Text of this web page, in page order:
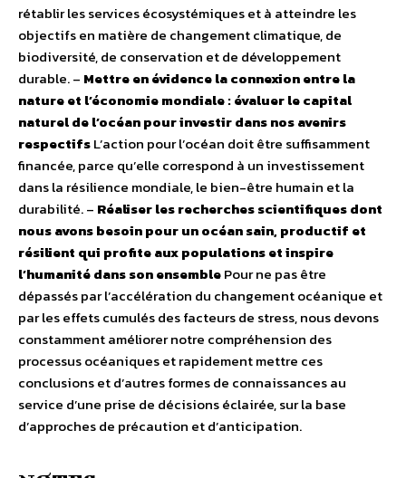
rétablir les services écosystémiques et à atteindre les
objectifs en matière de changement climatique, de
biodiversité, de conservation et de développement
durable. – Mettre en évidence la connexion entre la
nature et l’économie mondiale : évaluer le capital
naturel de l’océan pour investir dans nos avenirs
respectifsL’action pour l’océan doit être suffisamment
financée, parce qu’elle correspond à un investissement
dans la résilience mondiale, le bien-être humain et la
durabilité. – Réaliser les recherches scientifiques dont
nous avons besoin pour un océan sain, productif et
résilient qui profite aux populations et inspire
l’humanité dans son ensemblePour ne pas être
dépassés par l’accélération du changement océanique et
par les effets cumulés des facteurs de stress, nous devons
constamment améliorer notre compréhension des
processus océaniques et rapidement mettre ces
conclusions et d’autres formes de connaissances au
service d’une prise de décisions éclairée, sur la base
d’approches de précaution et d’anticipation.